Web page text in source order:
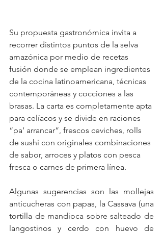
Su propuesta gastronómica invita a
recorrer distintos puntos de la selva
amazónica por medio de recetas
fusión donde se emplean ingredientes
de la cocina latinoamericana, técnicas
contemporáneas y cocciones a las
brasas. La carta es completamente apta
para celíacos y se divide en raciones
“pa’ arrancar”, frescos ceviches, rolls
de sushi con originales combinaciones
de sabor, arroces y platos con pesca
fresca o carnes de primera línea.
Algunas sugerencias son las mollejas
anticucheras con papas, la Cassava (una
tortilla de mandioca sobre salteado de
langostinos y cerdo con huevo de